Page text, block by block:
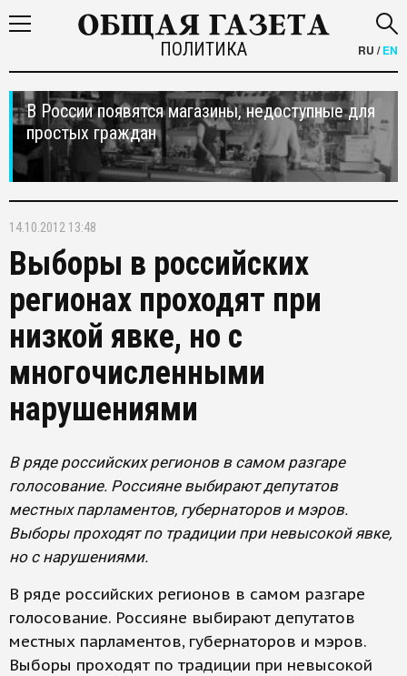
ПОЛИТИКА RU /EN
В России появятся магазины, недоступные для
простых граждан
14.10.2012 13:48
Выборы в российских
регионах проходят при
низкой явке, но с
многочисленными
нарушениями
В ряде российских регионов в самом разгаре
голосование. Россияне выбирают депутатов
местных парламентов, губернаторов и мэров.
Выборы проходят по традиции при невысокой явке,
но с нарушениями.
В ряде российских регионов в самом разгаре
голосование. Россияне выбирают депутатов
местных парламентов, губернаторов и мэров.
Выборы проходят по традиции при невысокой